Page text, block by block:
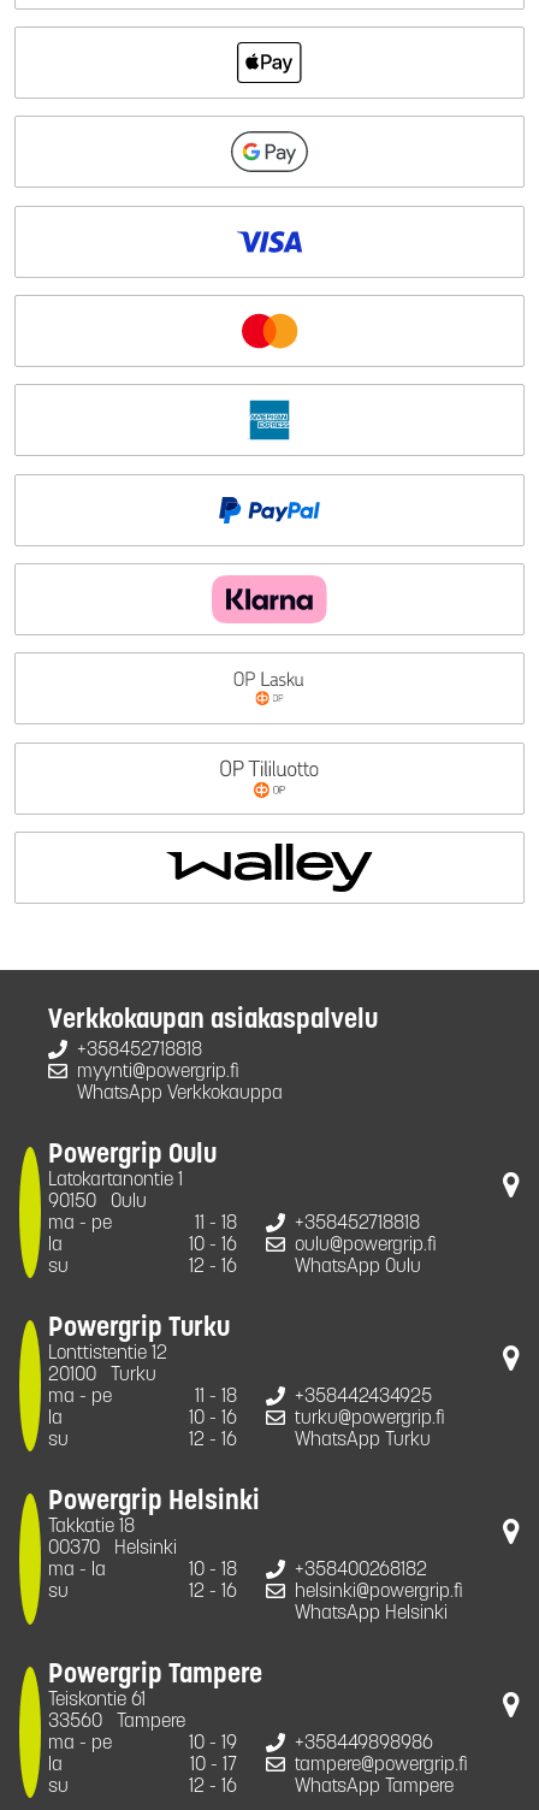
Verkkokaupan asiakaspalvelu
+358452718818
myynti@powergrip.fi
WhatsApp Verkkokauppa
Powergrip Oulu
Latokartanontie 1
90150
Oulu
ma - pe
11 - 18
la
10 - 16
su
12 - 16
+358452718818
oulu@powergrip.fi
WhatsApp Oulu
Powergrip Turku
Lonttistentie 12
20100
Turku
ma - pe
11 - 18
la
10 - 16
su
12 - 16
+358442434925
turku@powergrip.fi
WhatsApp Turku
Powergrip Helsinki
Takkatie 18
00370
Helsinki
ma - la
10 - 18
su
12 - 16
+358400268182
helsinki@powergrip.fi
WhatsApp Helsinki
Powergrip Tampere
Teiskontie 61
33560
Tampere
ma - pe
10 - 19
la
10 - 17
su
12 - 16
+358449898986
tampere@powergrip.fi
WhatsApp Tampere